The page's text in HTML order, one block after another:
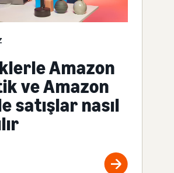
Amazon
ve Amazon
satışlar nasıl